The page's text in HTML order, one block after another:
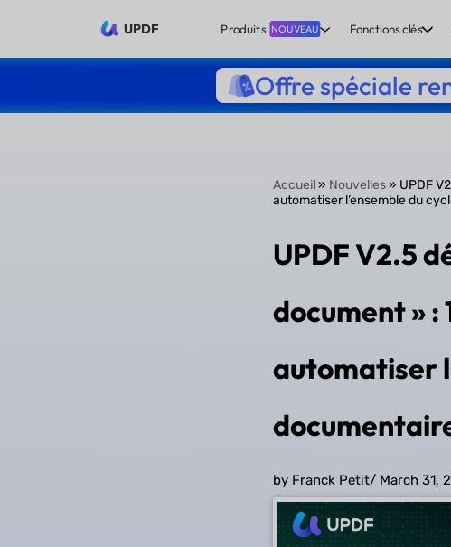
UPDF Produits NOUVEAU Fonctions clés
Offre spéciale
Accueil» Nouvelles» UPDF
automatiser l’ensemble du
UPDF V2.5
document » :
automatiser
by Franck Petit/ March 31,